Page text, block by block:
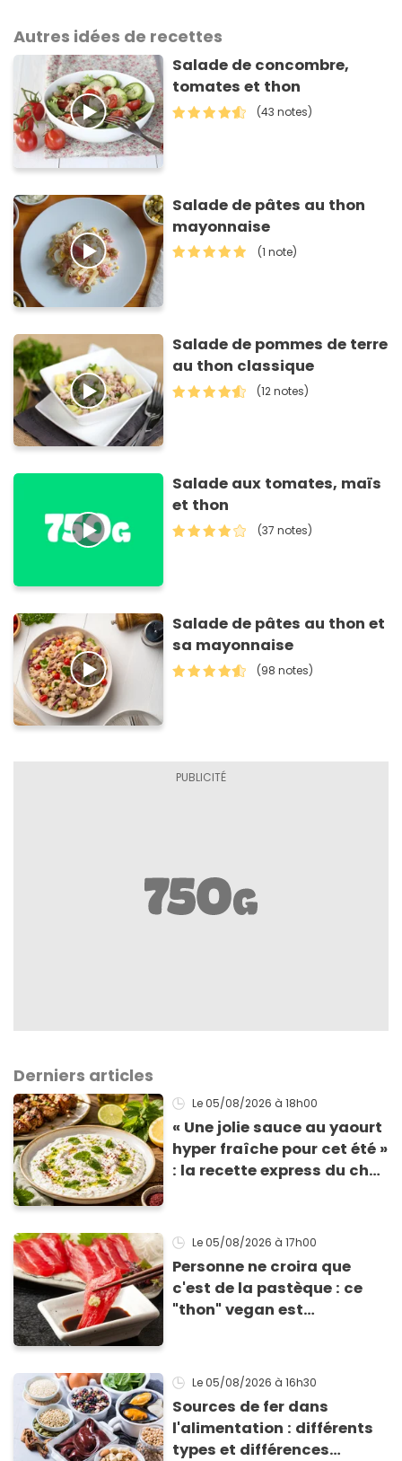
Autres idées de recettes
Salade de concombre,
tomates et thon
(43 notes)
Salade de pâtes au thon
mayonnaise
(1 note)
Salade de pommes de terre
au thon classique
(12 notes)
Salade aux tomates, maïs
et thon
(37 notes)
Salade de pâtes au thon et
sa mayonnaise
(98 notes)
Derniers articles
Le 05/08/2026 à 18h00
« Une jolie sauce au yaourt
hyper fraîche pour cet été »
: la recette express du chef
grillades
Le 05/08/2026 à 17h00
Personne ne croira que
c'est de la pastèque : ce
"thon" vegan est
Le 05/08/2026 à 16h30
Sources de fer dans
l'alimentation : différents
types et différences